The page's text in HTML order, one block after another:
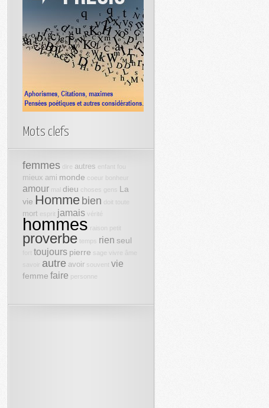
Mots clefs
femmes dire autres enfant
mieux ami monde coeur bonheur
amour mal dieu choses gens La
vie Homme bien doit toute
mort esprit jamais vérité
hommes raison petit
proverbe temps rien seul
toujours pierre sage vivre
autre avoir souvent vie
femme faire personne